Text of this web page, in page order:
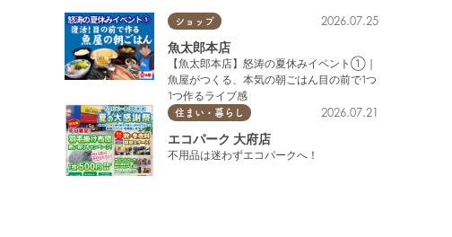
ショップ 2026.07.25
魚太郎本店
【魚太郎本店】怒涛の夏休みイベント①｜
魚屋がつくる、本気の朝ごはん目の前で1つ
1つ作るライブ感
住まい・暮らし 2026.07.21
エコパーク 大府店
不用品は迷わずエコパークへ！